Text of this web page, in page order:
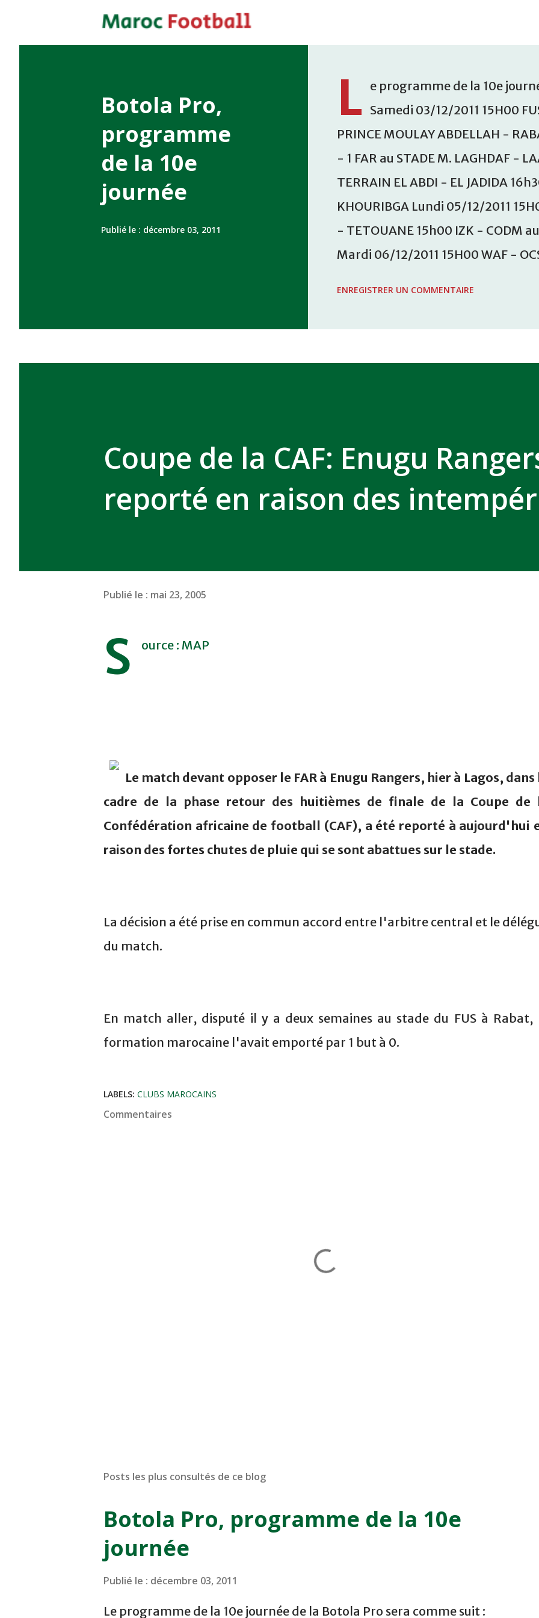
Botola Pro,
programme
de la 10e
journée
Publié le : décembre 03, 2011
L e programme de la 10e
Samedi 03/12/2011 15H00
PRINCE MOULAY ABDELLAH -
- 1 FAR au STADE M. LAGHDAF -
TERRAIN EL ABDI - EL JADIDA
KHOURIBGA Lundi 05/12/2011
- TETOUANE 15h00 IZK - CODM
Mardi 06/12/2011 15H00 WAF -
ENREGISTRER UN COMMENTAIRE
Coupe de la CAF: Enugu
reporté en raison des
Publié le : mai 23, 2005
S ource : MAP
Le match devant opposer le FAR à Enugu Rangers, hier à Lagos, dans
cadre de la phase retour des huitièmes de finale de la Coupe de
Confédération africaine de football (CAF), a été reporté à aujourd'hui
raison des fortes chutes de pluie qui se sont abattues sur le stade.
La décision a été prise en commun accord entre l'arbitre central et le
du match.
En match aller, disputé il y a deux semaines au stade du FUS à Rabat,
formation marocaine l'avait emporté par 1 but à 0.
LABELS: CLUBS MAROCAINS
Commentaires
Posts les plus consultés de ce blog
Botola Pro, programme de la 10e
journée
Publié le : décembre 03, 2011
Le programme de la 10e journée de la Botola Pro sera comme suit :